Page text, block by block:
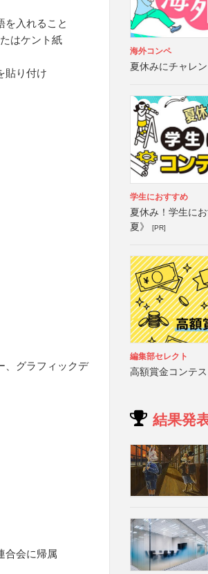
を入れること
はケント紙
貼り付け
、グラフィックデ
合会に帰属
海外コンペ
夏休みにチャレ
学生におすすめ
夏休み！学生に
夏》
[PR]
編集部セレクト
高額賞金コンテ
結果発